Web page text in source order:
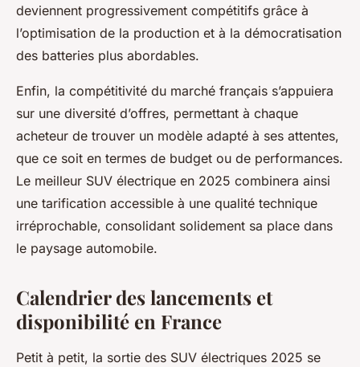
deviennent progressivement compétitifs grâce à
l’optimisation de la production et à la démocratisation
des batteries plus abordables.
Enfin, la compétitivité du marché français s’appuiera
sur une diversité d’offres, permettant à chaque
acheteur de trouver un modèle adapté à ses attentes,
que ce soit en termes de budget ou de performances.
Le meilleur SUV électrique en 2025 combinera ainsi
une tarification accessible à une qualité technique
irréprochable, consolidant solidement sa place dans
le paysage automobile.
Calendrier des lancements et
disponibilité en France
Petit à petit, la sortie des SUV électriques 2025 se